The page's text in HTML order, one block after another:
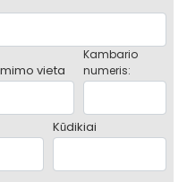
vieta
Kambario
numeris:
Kūdikiai